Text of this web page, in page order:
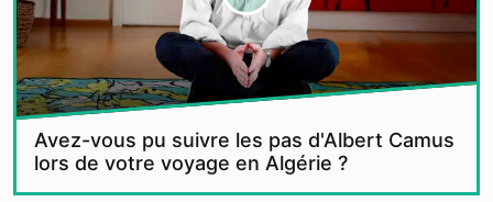
Avez-vous pu suivre les pas d'Albert Camus
lors de votre voyage en Algérie ?